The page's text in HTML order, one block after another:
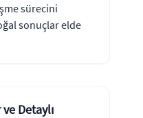
sürecini
sonuçlar elde
Detaylı